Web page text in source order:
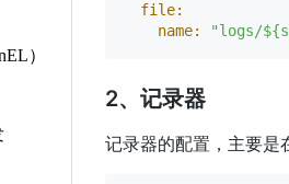
）
file:
name:
"logs/
2、记录器
记录器的配置，主要是